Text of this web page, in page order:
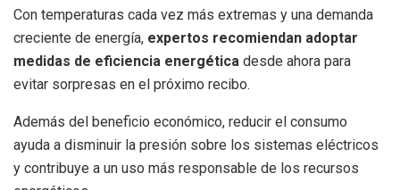
Con temperaturas cada vez más extremas y una demanda
creciente de energía, expertos recomiendan adoptar
medidas de eficiencia energética desde ahora para
evitar sorpresas en el próximo recibo.
Además del beneficio económico, reducir el consumo
ayuda a disminuir la presión sobre los sistemas eléctricos
y contribuye a un uso más responsable de los recursos